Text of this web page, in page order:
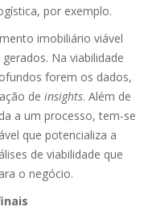
por exemplo.
imobiliário viável
gerados. Na viabilidade
forem os dados,
de insights. Além de
a um processo, tem-se
que potencializa a
de viabilidade que
o negócio.